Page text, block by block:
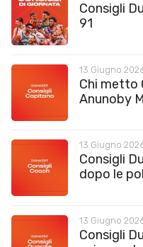
Consigli
91
13 Giugno
Chi metto
Anunoby
13 Giugno
Consigli
dopo le
13 Giugno
Consigli